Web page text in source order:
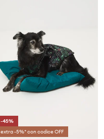
-45%
extra -5%* con codice OFF